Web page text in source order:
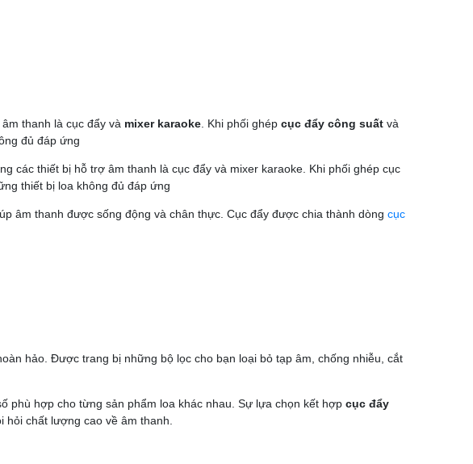
thanh là cục đẩy và mixer karaoke . Khi phối ghép cục đẩy công suất và
đủ đáp ứng
các thiết bị hỗ trợ âm thanh là cục đẩy và mixer karaoke. Khi phối ghép cục
thiết bị loa không đủ đáp ứng
âm thanh được sống động và chân thực. Cục đẩy được chia thành dòng cục
hảo. Được trang bị những bộ lọc cho bạn loại bỏ tạp âm, chống nhiễu, cắt
phù hợp cho từng sản phẩm loa khác nhau. Sự lựa chọn kết hợp cục đẩy
chất lượng cao về âm thanh.